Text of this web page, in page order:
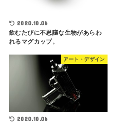
2020.10.06
飲むたびに不思議な生物があらわ
れるマグカップ。
アート・デザイン
2020.10.06